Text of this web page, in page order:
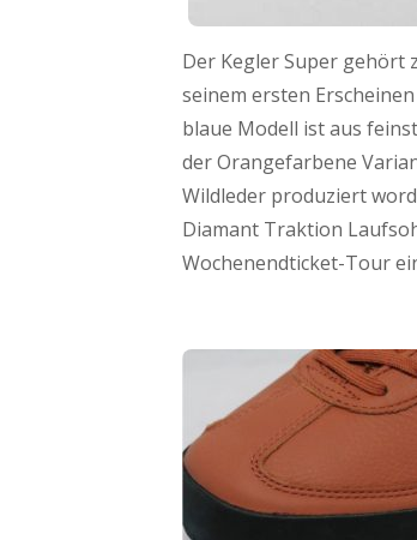
Der Kegler Super gehört
seinem ersten
blaue Modell ist aus
der Orangefarbene
Wildleder produziert
Diamant Traktion
Wochenendticket-Tour